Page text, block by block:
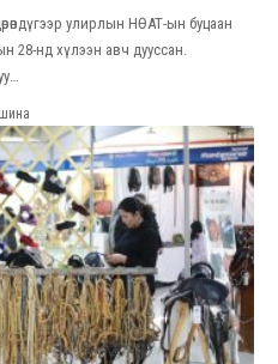
улирлын НӨАТ-ын буцаан
28-нд хүлээн авч дууссан.